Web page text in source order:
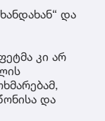
და
კი არ
და